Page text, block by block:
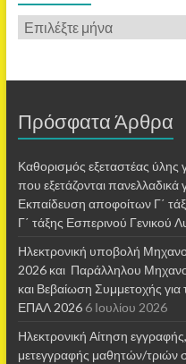
Πρόσφατα Άρθρα
Καθορισμός εξεταστέας ύλης
που εξετάζονται πανελλαδικά
Εκπαίδευση αποφοίτων Γ΄
Γ΄ τάξης Εσπερινού Γενικού
Ηλεκτρονική υποβολή
2026 και Παράλληλου
και Βεβαίωση Συμμετοχής για
ΕΠΑΛ 2026 6 Ιουλίου 2026
Ηλεκτρονική Αίτηση
μετεγγραφής μαθητών/τριών